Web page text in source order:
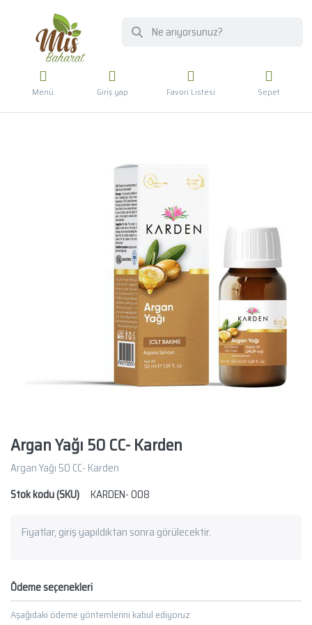
Menü Giriş yap Favori Listesi Sepet
Argan Yağı 50 CC- Karden
Argan Yağı 50 CC- Karden
Stok kodu (SKU)
KARDEN- 008
Fiyatlar, giriş yapıldıktan sonra görülecektir.
Ödeme seçenekleri
Aşağıdaki ödeme yöntemlerini kabul ediyoruz